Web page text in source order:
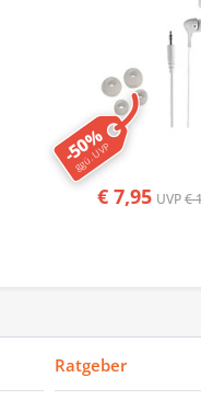
-50%
ggü. UVP
€ 7,95 UVP€
Ratgeber